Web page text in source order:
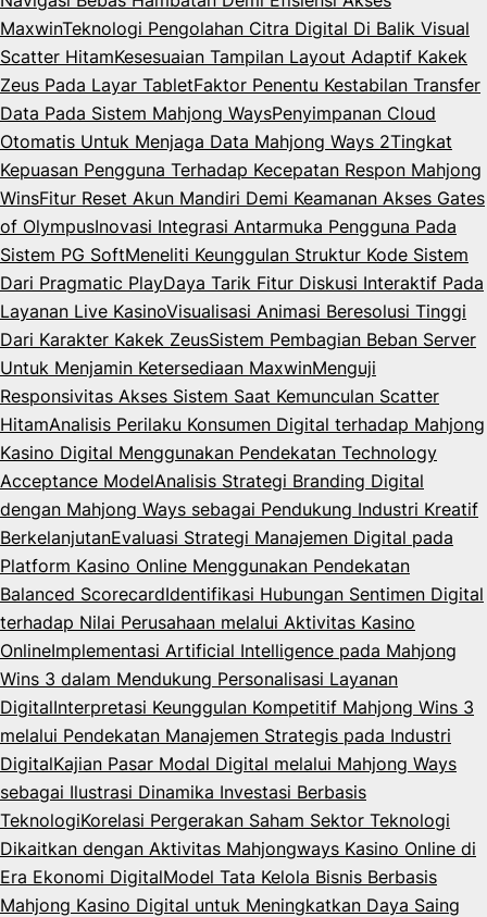
MaxwinTeknologi Pengolahan Citra Digital Di Balik Visual
Scatter HitamKesesuaian Tampilan Layout Adaptif Kakek
Zeus Pada Layar TabletFaktor Penentu Kestabilan Transfer
Data Pada Sistem Mahjong WaysPenyimpanan Cloud
Otomatis Untuk Menjaga Data Mahjong Ways 2Tingkat
Kepuasan Pengguna Terhadap Kecepatan Respon Mahjong
WinsFitur Reset Akun Mandiri Demi Keamanan Akses Gates
of OlympusInovasi Integrasi Antarmuka Pengguna Pada
Sistem PG SoftMeneliti Keunggulan Struktur Kode Sistem
Dari Pragmatic PlayDaya Tarik Fitur Diskusi Interaktif Pada
Layanan Live KasinoVisualisasi Animasi Beresolusi Tinggi
Dari Karakter Kakek ZeusSistem Pembagian Beban Server
Untuk Menjamin Ketersediaan MaxwinMenguji
Responsivitas Akses Sistem Saat Kemunculan Scatter
HitamAnalisis Perilaku Konsumen Digital terhadap Mahjong
Kasino Digital Menggunakan Pendekatan Technology
Acceptance ModelAnalisis Strategi Branding Digital
dengan Mahjong Ways sebagai Pendukung Industri Kreatif
BerkelanjutanEvaluasi Strategi Manajemen Digital pada
Platform Kasino Online Menggunakan Pendekatan
Balanced ScorecardIdentifikasi Hubungan Sentimen Digital
terhadap Nilai Perusahaan melalui Aktivitas Kasino
OnlineImplementasi Artificial Intelligence pada Mahjong
Wins 3 dalam Mendukung Personalisasi Layanan
DigitalInterpretasi Keunggulan Kompetitif Mahjong Wins 3
melalui Pendekatan Manajemen Strategis pada Industri
DigitalKajian Pasar Modal Digital melalui Mahjong Ways
sebagai Ilustrasi Dinamika Investasi Berbasis
TeknologiKorelasi Pergerakan Saham Sektor Teknologi
Dikaitkan dengan Aktivitas Mahjongways Kasino Online di
Era Ekonomi DigitalModel Tata Kelola Bisnis Berbasis
Mahjong Kasino Digital untuk Meningkatkan Daya Saing